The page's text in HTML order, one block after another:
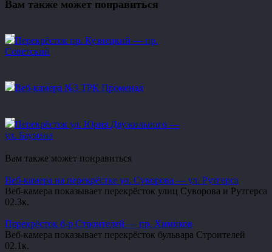
Вам также может понравиться
Перекрёсток пр. Кузнецкий — пр.
Советский
Веб-камера №3 ТРК Променад
Перекрёсток ул. Юрия Двужильного —
ул. Баумана
Вам также может понравиться
Веб-камера на перекрёстке ул. Суворова — ул. Рутгерса
Веб-камера показывает перекрёсток улиц Суворова и Рутгерса
02.3к.
Перекрёсток б-р Строителей — пр. Химиков
Веб-камера показывает перекрёсток бульвара Строителей
02.1к.